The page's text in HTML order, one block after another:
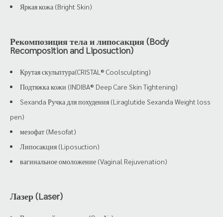
Яркая кожа (Bright Skin)
Рекомпозиция тела и липосакция (Body
Recomposition and Liposuction)
Крутая скульптура(CRISTAL® Coolsculpting)
Подтяжка кожи (INDIBA® Deep Care Skin Tightening)
Sexanda Ручка для похудения (Liraglutide Sexanda Weight loss
pen)
мезофат (Mesofat)
Липосакция (Liposuction)
вагинальное омоложение (Vaginal Rejuvenation)
Лазер (Laser)